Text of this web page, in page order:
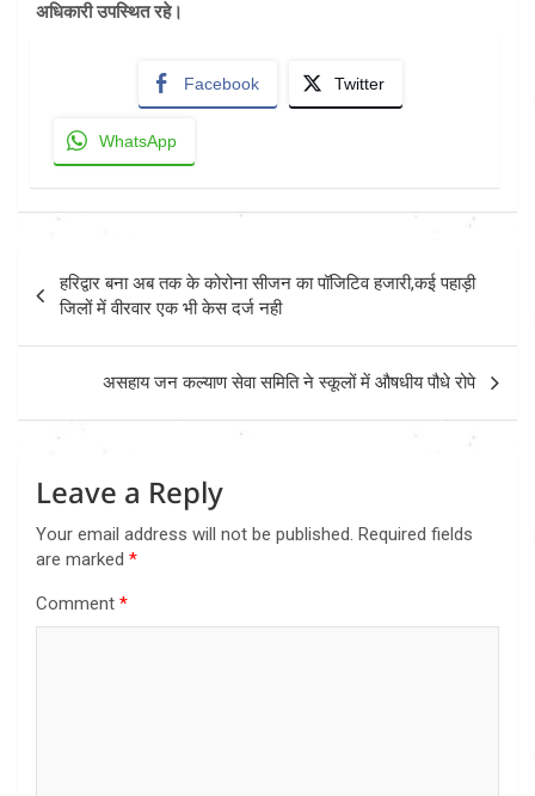
अधिकारी उपस्थित रहे।
Facebook Twitter
WhatsApp
Post
navigation
हरिद्वार बना अब तक के कोरोना सीजन का पॉजिटिव हजारी,कई पहाड़ी
जिलों में वीरवार एक भी केस दर्ज नही
असहाय जन कल्याण सेवा समिति ने स्कूलों में औषधीय पौधे रोपे
Leave a Reply
Your email address will not be published. Required fields
are marked *
Comment *